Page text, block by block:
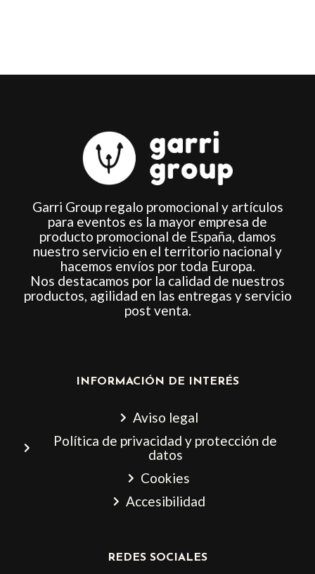
Garri Group regalo promocional y artículos
para eventos es la mayor empresa de
producto promocional de España, damos
nuestro servicio en el territorio nacional y
hacemos envíos por toda Europa.
Nos destacamos por la calidad de nuestros
productos, agilidad en las entregas y servicio
post venta.
INFORMACIÓN DE INTERÉS
Aviso legal
Política de privacidad y protección de
datos
Cookies
Accesibilidad
REDES SOCIALES